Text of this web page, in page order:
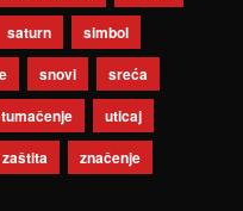
saturn
simbol
snovi
sreća
tumačenje
uticaj
zaštita značenje